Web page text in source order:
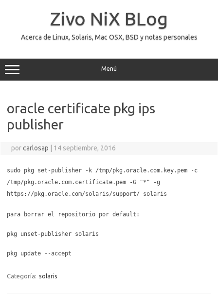
Zivo NiX BLog
Acerca de Linux, Solaris, Mac OSX, BSD y notas personales
Menú
oracle certificate pkg ips
publisher
porcarlosap 14 septiembre, 2016
sudo pkg set-publisher -k /tmp/pkg.oracle.com.key.pem -c
/tmp/pkg.oracle.com.certificate.pem -G "*" -g
https://pkg.oracle.com/solaris/support/ solaris
para borrar el repositorio por default:
pkg unset-publisher solaris
pkg update --accept
Categoría: solaris